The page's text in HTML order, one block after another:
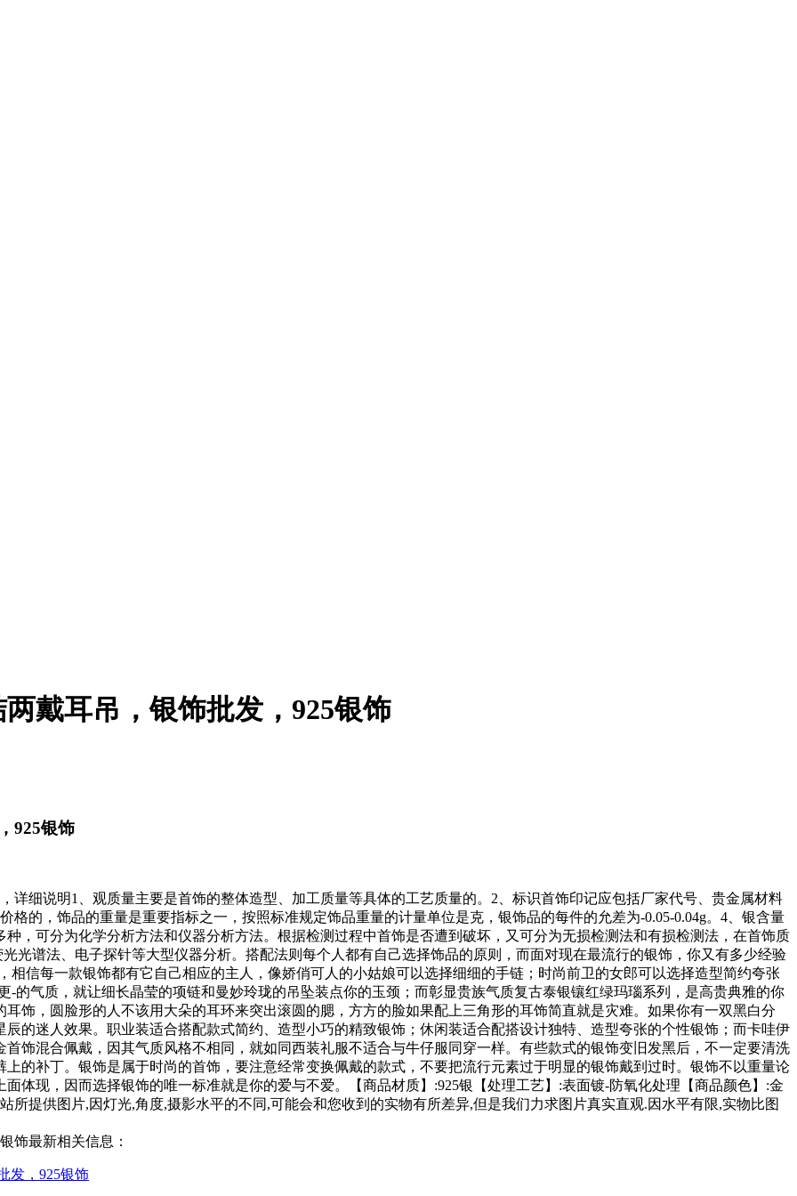
戴耳吊，银饰批发，925银饰
925银饰
详细说明1、观质量主要是首饰的整体造型、加工质量等具体的工艺质量的。2、标识首饰印记应包括厂家代号、贵金属材料
的，饰品的重量是重要指标之一，按照标准规定饰品重量的计量单位是克，银饰品的每件的允差为-0.05-0.04g。4、银含量
，可分为化学分析方法和仪器分析方法。根据检测过程中首饰是否遭到破坏，又可分为无损检测法和有损检测法，在首饰质
光谱法、电子探针等大型仪器分析。搭配法则每个人都有自己选择饰品的原则，而面对现在最流行的银饰，你又有多少经验
信每一款银饰都有它自己相应的主人，像娇俏可人的小姑娘可以选择细细的手链；时尚前卫的女郎可以选择造型简约夸张
的气质，就让细长晶莹的项链和曼妙玲珑的吊坠装点你的玉颈；而彰显贵族气质复古泰银镶红绿玛瑙系列，是高贵典雅的你
饰，圆脸形的人不该用大朵的耳环来突出滚圆的腮，方方的脸如果配上三角形的耳饰简直就是灾难。如果你有一双黑白分
的迷人效果。职业装适合搭配款式简约、造型小巧的精致银饰；休闲装适合配搭设计独特、造型夸张的个性银饰；而卡哇伊
饰混合佩戴，因其气质风格不相同，就如同西装礼服不适合与牛仔服同穿一样。有些款式的银饰变旧发黑后，不一定要清洗
的补丁。银饰是属于时尚的首饰，要注意经常变换佩戴的款式，不要把流行元素过于明显的银饰戴到过时。银饰不以重量论
体现，因而选择银饰的唯一标准就是你的爱与不爱。【商品材质】:925银【处理工艺】:表面镀-防氧化处理【商品颜色】:金
所提供图片,因灯光,角度,摄影水平的不同,可能会和您收到的实物有所差异,但是我们力求图片真实直观.因水平有限,实物比图
饰最新相关信息：
发，925银饰